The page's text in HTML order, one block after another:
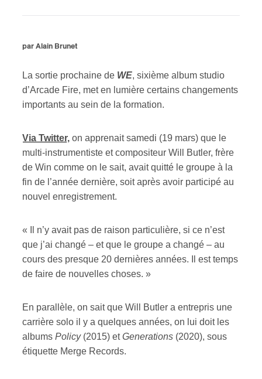
par Alain Brunet
La sortie prochaine de WE, sixième album studio
d’Arcade Fire, met en lumière certains changements
importants au sein de la formation.
Via Twitter, on apprenait samedi (19 mars) que le
multi-instrumentiste et compositeur Will Butler, frère
de Win comme on le sait, avait quitté le groupe à la
fin de l’année dernière, soit après avoir participé au
nouvel enregistrement.
« Il n’y avait pas de raison particulière, si ce n’est
que j’ai changé – et que le groupe a changé – au
cours des presque 20 dernières années. Il est temps
de faire de nouvelles choses. »
En parallèle, on sait que Will Butler a entrepris une
carrière solo il y a quelques années, on lui doit les
albums Policy (2015) etGenerations (2020), sous
étiquette Merge Records.